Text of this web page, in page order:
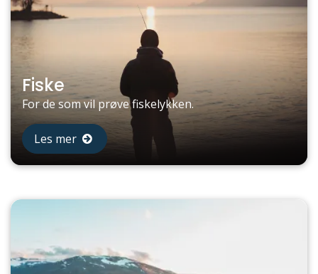
Fiske
For de som vil prøve fiskelykken.
Les mer